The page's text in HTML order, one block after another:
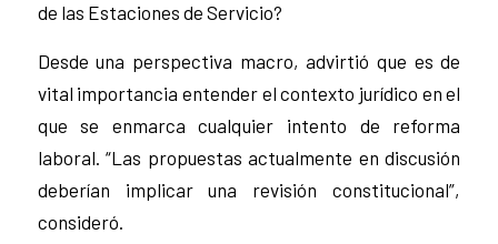
de las Estaciones de Servicio?
Desde una perspectiva macro, advirtió que es de
vital importancia entender el contexto jurídico en el
que se enmarca cualquier intento de reforma
laboral. “Las propuestas actualmente en discusión
deberían implicar una revisión constitucional”,
consideró.